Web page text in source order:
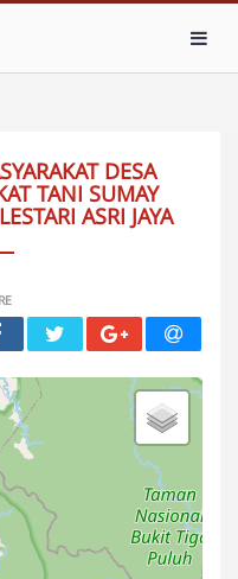
DESA
TANI SUMAY
ASRI JAYA